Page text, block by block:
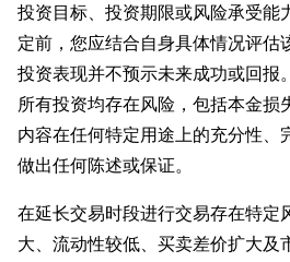
投资目标、投资期限或风险承受能
定前，您应结合自身具体情况评估
投资表现并不预示未来成功或回报
所有投资均存在风险，包括本金
内容在任何特定用途上的充分性、
做出任何陈述或保证。
在延长交易时段进行交易存在特定
大、流动性较低、买卖差价扩大及